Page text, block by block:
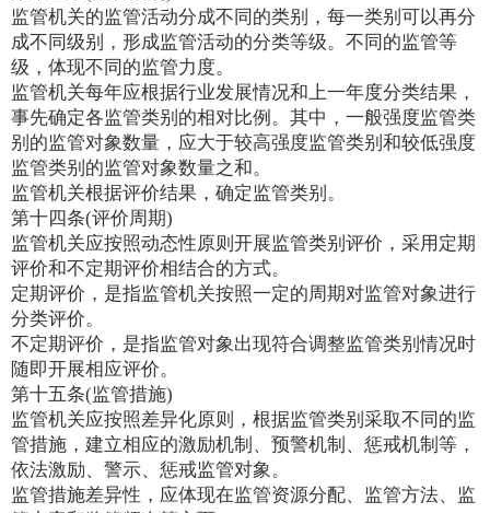
监管机关的监管活动分成不同的类别，每一类别可以再分
成不同级别，形成监管活动的分类等级。不同的监管等
级，体现不同的监管力度。
监管机关每年应根据行业发展情况和上一年度分类结果，
事先确定各监管类别的相对比例。其中，一般强度监管类
别的监管对象数量，应大于较高强度监管类别和较低强度
监管类别的监管对象数量之和。
监管机关根据评价结果，确定监管类别。
第十四条(评价周期)
监管机关应按照动态性原则开展监管类别评价，采用定期
评价和不定期评价相结合的方式。
定期评价，是指监管机关按照一定的周期对监管对象进行
分类评价。
不定期评价，是指监管对象出现符合调整监管类别情况时
随即开展相应评价。
第十五条(监管措施)
监管机关应按照差异化原则，根据监管类别采取不同的监
管措施，建立相应的激励机制、预警机制、惩戒机制等，
依法激励、警示、惩戒监管对象。
监管措施差异性，应体现在监管资源分配、监管方法、监